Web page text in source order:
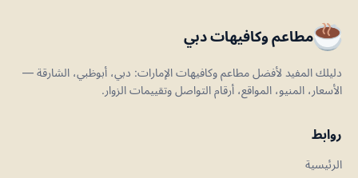
مطاعم وكافيهات دبي
دليلك المفيد لأفضل مطاعم وكافيهات الإمارات: دبي، أبوظبي، الشارقة —
الأسعار، المنيو، المواقع، أرقام التواصل وتقييمات الزوار.
روابط
الرئيسية